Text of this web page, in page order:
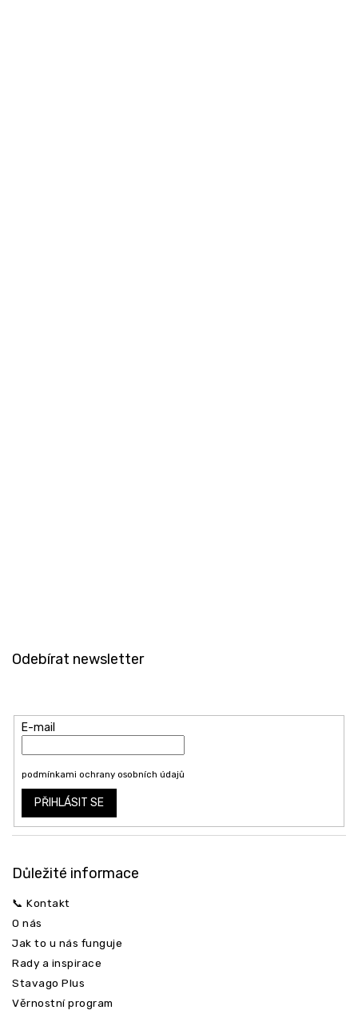
Odebírat newsletter
E-mail
podmínkami ochrany osobních údajů
PŘIHLÁSIT SE
Důležité informace
📞 Kontakt
O nás
Jak to u nás funguje
Rady a inspirace
Stavago Plus
Věrnostní program